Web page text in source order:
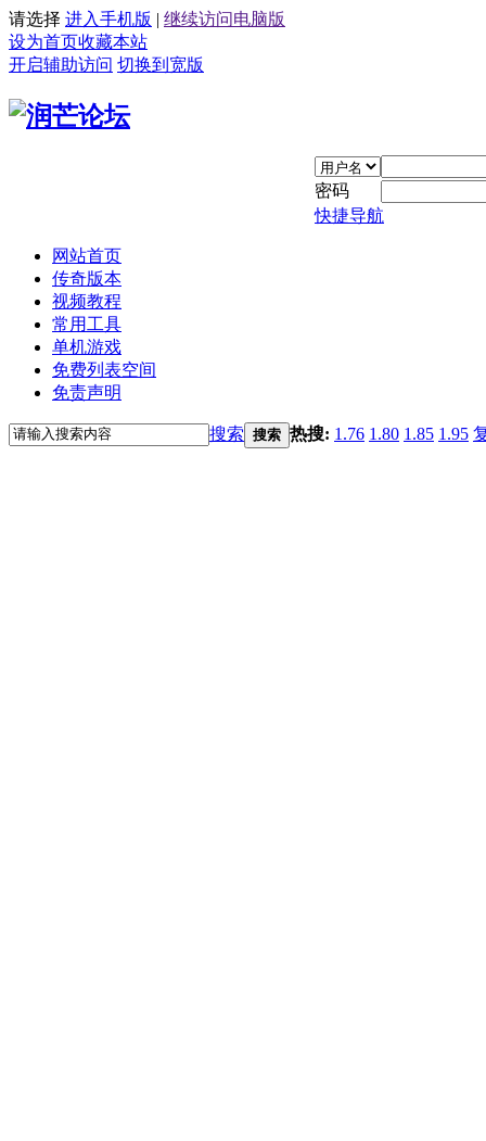
请选择 进入手机版 | 继续访问电脑版
设为首页收藏本站
开启辅助访问 切换到宽版
密码
快捷导航
网站首页
传奇版本
视频教程
常用工具
单机游戏
免费列表空间
免责声明
搜索 搜索 热搜: 1.76 1.80 1.85 1.95